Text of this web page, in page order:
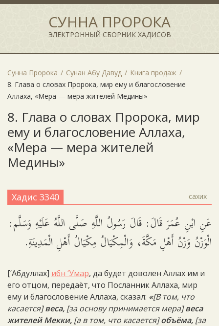
СУННА ПРОРОКА
ЭЛЕКТРОННЫЙ СБОРНИК ХАДИСОВ
Сунна Пророка Сунан Абу Давуд
Книга продаж
8. Глава о словах Пророка, мир ему и благословение
Аллаха, «Мера — мера жителей Медины»
8. Глава о словах Пророка, мир
ему и благословение Аллаха,
«Мера — мера жителей
Медины»
Хадис 3340 сахих
عَنِ ابْنِ عُمَرَ قَالَ: قَالَ رَسُولُ اللَّهِ صَلَّى اللَّهُ عَلَيْهِ وَسَلَّم:
الْوَزْنُ وَزْنُ أَهْلِ مَكَّةَ، وَالْمِكْيَالُ مِكْيَالُ أَهْلِ الْمَدِينَةِ.
[‘Абдуллах] ибн ‘Умар, да будет доволен Аллах им и
его отцом, передаёт, что Посланник Аллаха, мир
ему и благословение Аллаха, сказал: «[В том, что
касается]веса, [за основу принимается мера]веса
жителей Мекки, [а в том, что касается]объёма, [за